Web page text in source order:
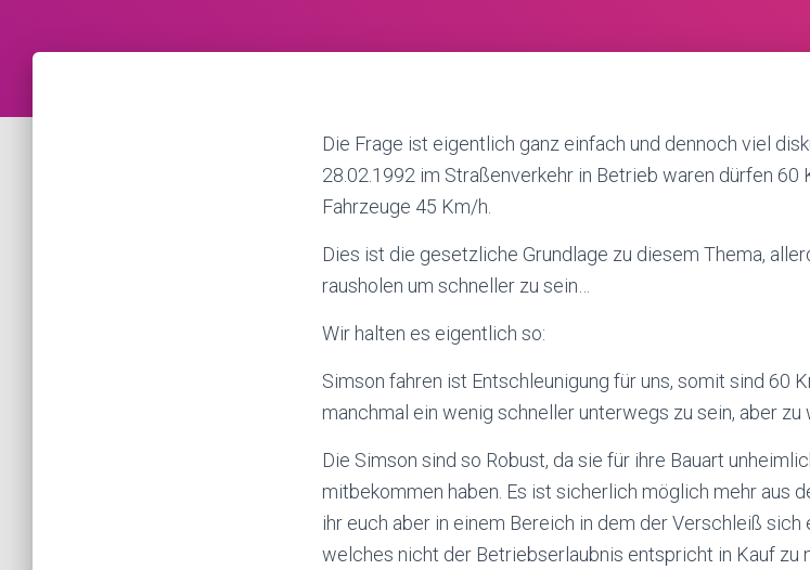
Die Frage ist eigentlich ganz einfach und dennoch viel
28.02.1992 im Straßenverkehr in Betrieb waren dürfen 60
Fahrzeuge 45 Km/h.
Dies ist die gesetzliche Grundlage zu diesem Thema,
rausholen um schneller zu sein…
Wir halten es eigentlich so:
Simson fahren ist Entschleunigung für uns, somit sind 60
manchmal ein wenig schneller unterwegs zu sein, aber
Die Simson sind so Robust, da sie für ihre Bauart
mitbekommen haben. Es ist sicherlich möglich mehr aus
ihr euch aber in einem Bereich in dem der Verschleiß sich
welches nicht der Betriebserlaubnis entspricht in Kauf zu